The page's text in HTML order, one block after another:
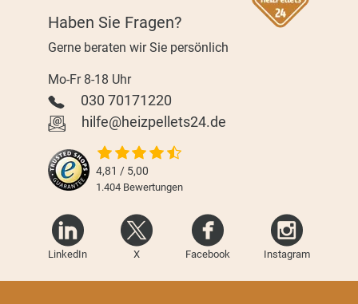
Haben Sie Fragen?
Gerne beraten wir Sie persönlich
Mo-Fr 8-18 Uhr
030 70171220
hilfe@heizpellets24.de
4,81 / 5,00
1.404 Bewertungen
LinkedIn X Facebook Instagram